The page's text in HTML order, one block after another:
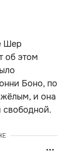
Шер
об этом
Боно, по
и она
свободной.